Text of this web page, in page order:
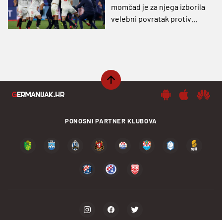
momčad je za njega izborila
velebni povratak protiv
PONOSNI PARTNER KLUBOVA